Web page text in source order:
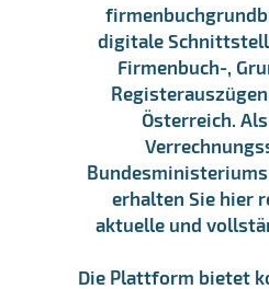
digitale
Firmenbuch-,
Österreich.
erhalten Sie hier
aktuelle und
Die Plattform bietet